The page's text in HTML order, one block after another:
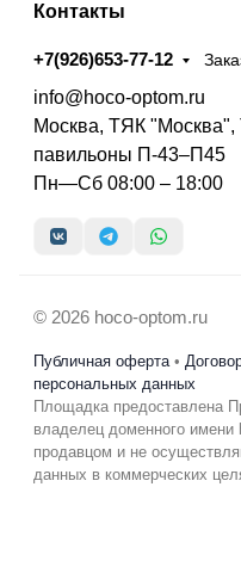
Контакты
+7(926)653-77-12
info@hoco-optom.ru
Москва, ТЯК "Москва",
павильоны П-43–П45
Пн—Сб 08:00 – 18:00
© 2026 hoco-optom.ru
Публичная оферта•
персональных данных
Площадка предоставлена
владелец доменного
продавцом и не
данных в коммерческих